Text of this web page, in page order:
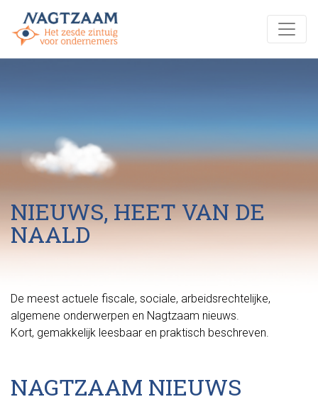
NIEUWS, HEET VAN DE
NAALD
De meest actuele fiscale, sociale, arbeidsrechtelijke,
algemene onderwerpen en Nagtzaam nieuws.
Kort, gemakkelijk leesbaar en praktisch beschreven.
NAGTZAAM NIEUWS